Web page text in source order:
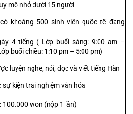
mô nhỏ dưới 15 người
khoảng 500 sinh viên quốc tế đang
4 tiếng ( Lớp buổi sáng: 9:00 am –
buổi chiều: 1:10 pm – 5:00 pm)
luyện nghe, nói, đọc và viết tiếng Hàn
sự kiện trải nghiệm văn hóa
100.000 won (nộp 1 lần)